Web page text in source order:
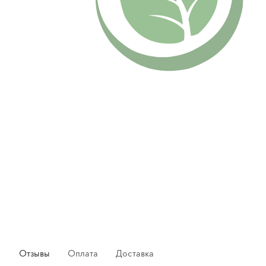
Отзывы Оплата Доставка